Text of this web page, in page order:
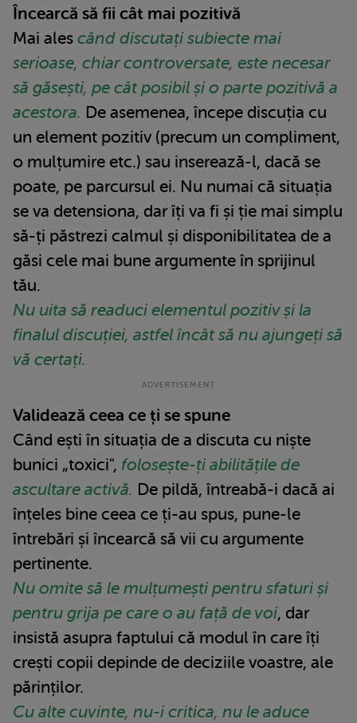
Încearcă să fii cât mai pozitivă
Mai ales când discutați subiecte mai
serioase, chiar controversate, este necesar
să găsești, pe cât posibil și o parte pozitivă a
acestora. De asemenea, începe discuția cu
un element pozitiv (precum un compliment,
o mulțumire etc.) sau inserează-l, dacă se
poate, pe parcursul ei. Nu numai că situația
se va detensiona, dar îți va fi și ție mai simplu
să-ți păstrezi calmul și disponibilitatea de a
găsi cele mai bune argumente în sprijinul
tău.
Nu uita să readuci elementul pozitiv și la
finalul discuției, astfel încât să nu ajungeți să
vă certați.
Validează ceea ce ți se spune
Când ești în situația de a discuta cu niște
bunici „toxici", folosește-ți abilitățile de
ascultare activă. De pildă, întreabă-i dacă ai
înțeles bine ceea ce ți-au spus, pune-le
întrebări și încearcă să vii cu argumente
pertinente.
Nu omite să le mulțumești pentru sfaturi și
pentru grija pe care o au față de voi, dar
insistă asupra faptului că modul în care îți
crești copii depinde de deciziile voastre, ale
părinților.
Cu alte cuvinte, nu-i critica, nu le aduce